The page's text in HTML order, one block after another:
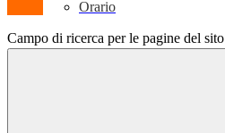
Orario
Campo di ricerca per le pagine del sito